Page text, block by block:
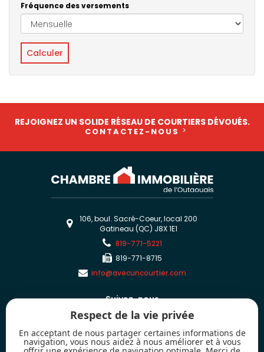
Fréquence des versements
Calculer
REJOIGNEZ UN SOLIDE RÉSEAU DE COURTIERS DÉVOUÉS.
CONTACTEZ-NOUS
106, boul. Sacré-Coeur, local 200
Gatineau (QC) J8X 1E1
819-771-5221
819-771-8715
info@avecuncourtier.com
Suivez-nous
Respect de la vie privée
En acceptant de nous partager certaines informations de
navigation, vous nous aidez à nous améliorer et à vous